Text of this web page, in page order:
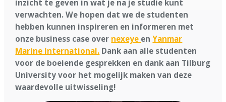
inzicht te geven in wat je na je studie kunt
verwachten. We hopen dat we de studenten
hebben kunnen inspireren en informeren met
onze business case over nexeye enYanmar
Marine International. Dank aan alle studenten
voor de boeiende gesprekken en dank aan Tilburg
University voor het mogelijk maken van deze
waardevolle uitwisseling!